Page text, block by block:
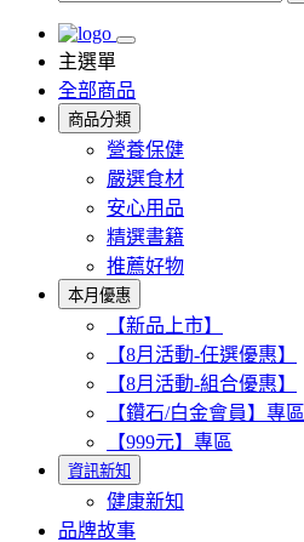
主選單
全部商品
商品分類
營養保健
嚴選食材
安心用品
精選書籍
推薦好物
本月優惠
【新品上市】
【8月活動-任選優惠】
【8月活動-組合優惠】
【鑽石/白金會員】專區
【999元】專區
資訊新知
健康新知
品牌故事